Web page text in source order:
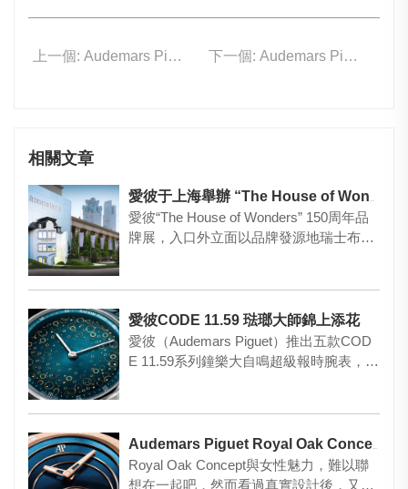
上一個: Audemars Piguet 15210ST.OO.A009KB.01 下一個: Audemars Piguet 26420CE.OO.A063VE.01
相關文章
愛彼于上海舉辦 “The House of Wonders”沉浸式限時展全球首展
愛彼“The House of Wonders” 150周年品
牌展，入口外立面以品牌發源地瑞士布拉
愛彼CODE 11.59 琺瑯大師錦上添花
愛彼（Audemars Piguet）推出五款COD
E 11.59系列鐘樂大自鳴超級報時腕表，更
Audemars Piguet Royal Oak Concept 别讓男士專美
Royal Oak Concept與女性魅力，難以聯
想在一起吧，然而看過真實設計後，又覺